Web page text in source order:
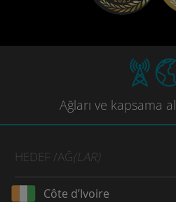
Ağları ve kapsama
HEDEF /AĞ(LAR)
Côte d’Ivoire